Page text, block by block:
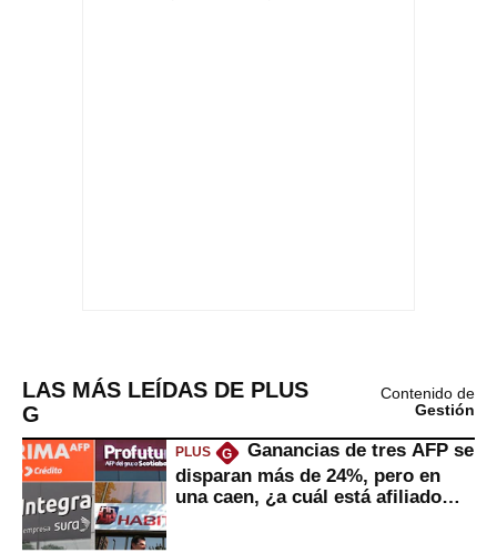
LAS MÁS LEÍDAS DE PLUS
G
Contenido de
Gestión
PLUS G
Ganancias de tres AFP se
disparan más de 24%, pero en
una caen, ¿a cuál está afiliado